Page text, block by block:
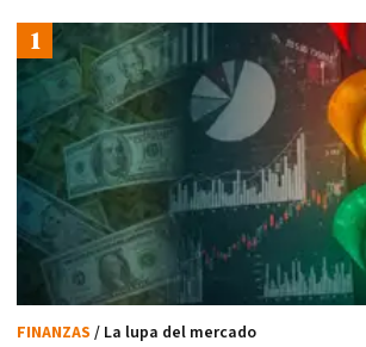
FINANZAS / La lupa del mercado